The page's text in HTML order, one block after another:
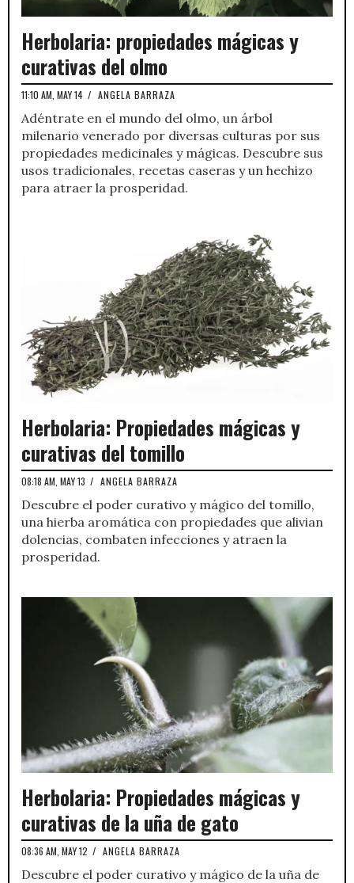
Herbolaria: propiedades mágicas y
curativas del olmo
11:10 AM, MAY 14 / ANGELA BARRAZA
Adéntrate en el mundo del olmo, un árbol
milenario venerado por diversas culturas por sus
propiedades medicinales y mágicas. Descubre sus
usos tradicionales, recetas caseras y un hechizo
para atraer la prosperidad.
Herbolaria: Propiedades mágicas y
curativas del tomillo
08:18 AM, MAY 13 / ANGELA BARRAZA
Descubre el poder curativo y mágico del tomillo,
una hierba aromática con propiedades que alivian
dolencias, combaten infecciones y atraen la
prosperidad.
Herbolaria: Propiedades mágicas y
curativas de la uña de gato
08:36 AM, MAY 12 / ANGELA BARRAZA
Descubre el poder curativo y mágico de la uña de